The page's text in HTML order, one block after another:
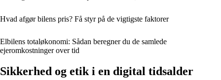
Hvad afgør bilens pris? Få styr på de vigtigste faktorer
Elbilens totaløkonomi: Sådan beregner du de samlede
ejeromkostninger over tid
Sikkerhed og etik i en digital tidsalder